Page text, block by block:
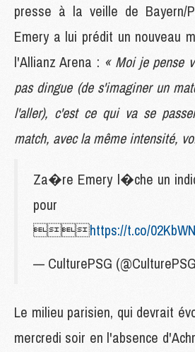
presse à la veille de Bayern/
Emery a lui prédit un nouveau
l'Allianz Arena : « Moi je pense
pas dingue (de s'imaginer un
l'aller), c'est ce qui va se
match, avec la même intensité,
Za�re Emery l�che un
pour
https://t.co/
— CulturePSG
Le milieu parisien, qui devrait
mercredi soir en l'absence